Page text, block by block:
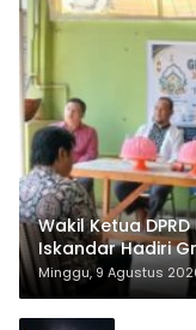
Wakil Ketua
Iskandar Hadiri
Pertama di
Pasien Dhuafa
Minggu, 9 Agustus